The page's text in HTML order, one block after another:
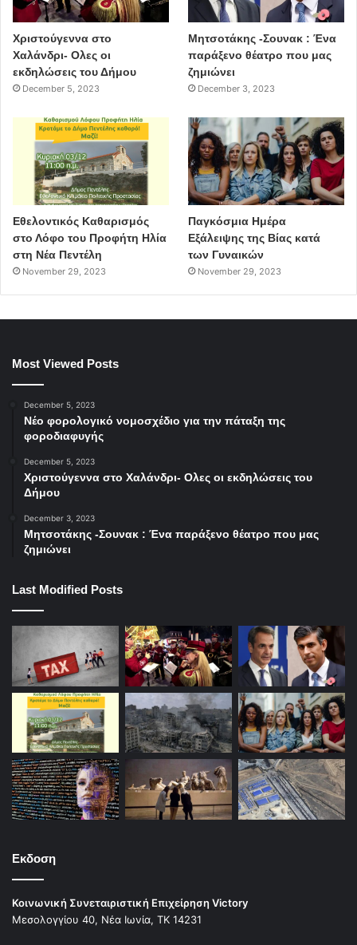
Χριστούγεννα στο
Χαλάνδρι- Ολες οι
εκδηλώσεις του Δήμου
December 5, 2023
Μητσοτάκης -Σουνακ : Ένα
παράξενο θέατρο που μας
ζημιώνει
December 3, 2023
Εθελοντικός Καθαρισμός
στο Λόφο του Προφήτη Ηλία
στη Νέα Πεντέλη
November 29, 2023
Παγκόσμια Ημέρα
Εξάλειψης της Βίας κατά
των Γυναικών
November 29, 2023
Most Viewed Posts
December 5, 2023
Νέο φορολογικό νομοσχέδιο για την πάταξη της
φοροδιαφυγής
December 5, 2023
Χριστούγεννα στο Χαλάνδρι- Ολες οι εκδηλώσεις του
Δήμου
December 3, 2023
Μητσοτάκης -Σουνακ : Ένα παράξενο θέατρο που μας
ζημιώνει
Last Modified Posts
Εκδοση
Κοινωνική Συνεταιριστική Επιχείρηση Victory
Μεσολογγίου 40, Νέα Ιωνία, ΤΚ 14231